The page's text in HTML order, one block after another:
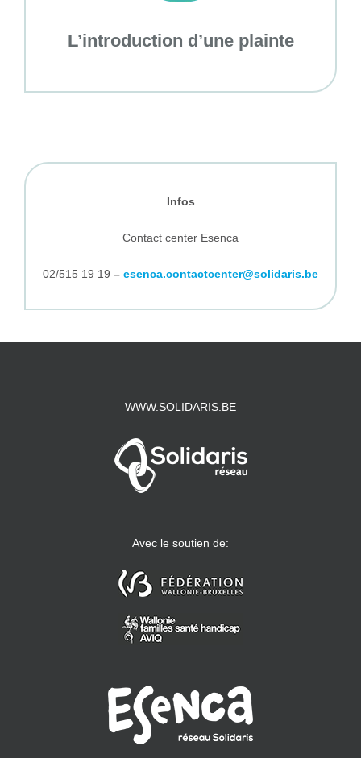
L’introduction d’une plainte
Infos
Contact center Esenca
02/515 19 19 – esenca.contactcenter@solidaris.be
WWW.SOLIDARIS.BE
Avec le soutien de: